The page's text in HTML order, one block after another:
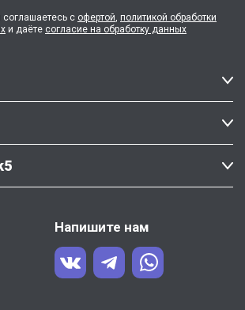
Напишите нам
с офертой, политикой обработки
и даёте согласие на обработку данных